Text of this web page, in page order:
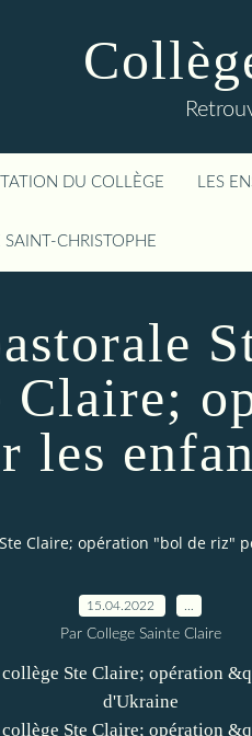
DU COLLÈGE LES
SAINT-CHRISTOPHE
Claire;
les
Claire; opération "bol de riz"
15.04.2022
Par College Sainte Claire